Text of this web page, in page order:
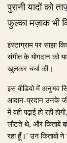
पुरानी यादों को
फुल्का मज़ाक भी
इंस्टाग्राम पर साझा
संगीत के योगदान को
खुलकर चर्चा की।
इस वीडियो में अनुभव
आदान-प्रदान उनके
में वही पढ़ाई हो रही
लौटते थे, और किताबें
रहा हूँ।' उन किताबों ने